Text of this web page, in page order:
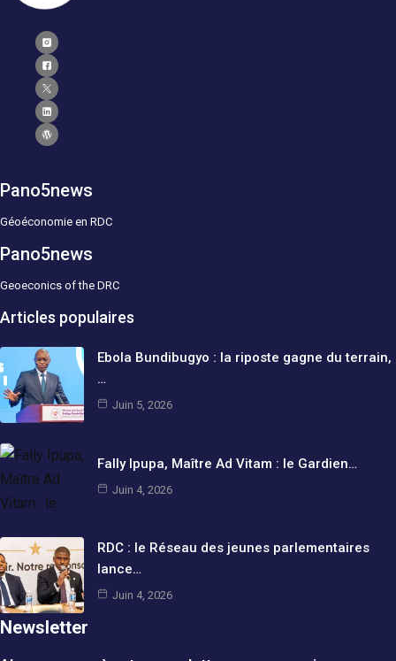
Pano5news
Géoéconomie en RDC
Pano5news
Geoeconics of the DRC
Articles populaires
Ebola Bundibugyo : la riposte gagne du terrain,
…
Juin 5, 2026
Fally Ipupa, Maître Ad Vitam : le Gardien…
Juin 4, 2026
RDC : le Réseau des jeunes parlementaires
lance…
Juin 4, 2026
Newsletter